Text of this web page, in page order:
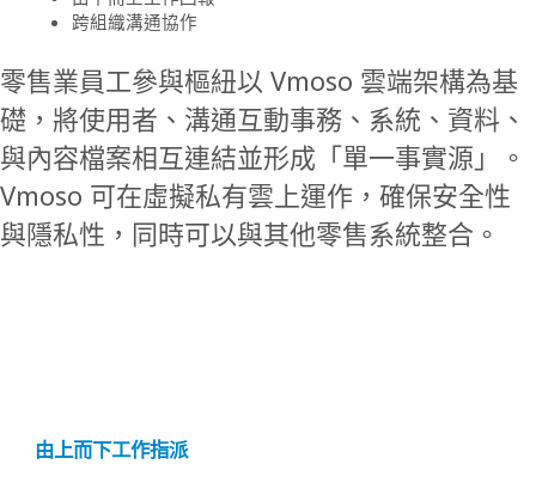
跨組織溝通協作
零售業員工參與樞紐以 Vmoso 雲端架構為基
礎，將使用者、溝通互動事務、系統、資料、
與內容檔案相互連結並形成「單一事實源」。
Vmoso 可在虛擬私有雲上運作，確保安全性
與隱私性，同時可以與其他零售系統整合。
由上而下工作指派